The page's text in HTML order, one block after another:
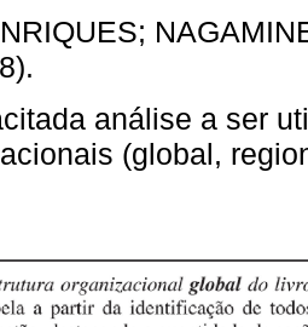
análise a ser
(global,